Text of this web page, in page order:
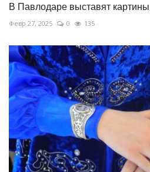
В Павлодаре выставят
Февр 27, 2025 0 135